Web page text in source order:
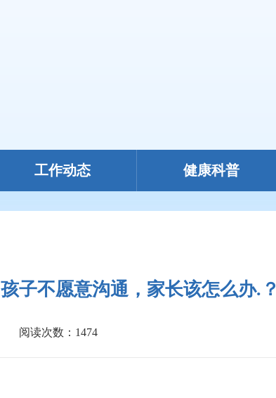
工作动态 健康科普
孩子不愿意沟通，家长该怎么办.？
阅读次数： 1474